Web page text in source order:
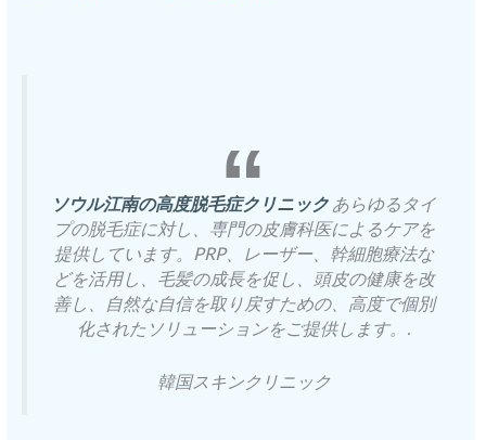
ソウル江南の高度脱毛症クリニック あらゆるタイ
プの脱毛症に対し、専門の皮膚科医によるケアを
提供しています。PRP、レーザー、幹細胞療法な
どを活用し、毛髪の成長を促し、頭皮の健康を改
善し、自然な自信を取り戻すための、高度で個別
化されたソリューションをご提供します。.
韓国スキンクリニック